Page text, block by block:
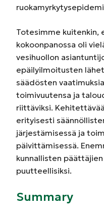
Totesimme kuitenkin,
kokoonpanossa oli
vesihuollon
epäilyilmoitusten
säädösten
toimivuutensa ja
riittäviksi.
erityisesti
järjestämisessä ja
päivittämisessä.
kunnallisten
puutteellisiksi.
Summary